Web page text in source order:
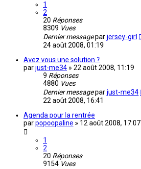
1
2
20 Réponses
8309 Vues
Dernier messageparjersey-girl
24 août 2008, 01:19
Avez vous une solution ?
parjust-me34 » 22 août 2008, 11:19
9 Réponses
4880 Vues
Dernier messageparjust-me34
22 août 2008, 16:41
Agenda pour la rentrée
parpopoopaline » 12 août 2008, 17:07
1
2
20 Réponses
9154 Vues